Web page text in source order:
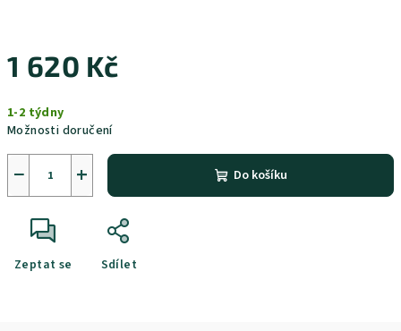
1 620 Kč
cena:
1-2 týdny
Možnosti doručení
+
− Do košíku
Zeptat se Sdílet